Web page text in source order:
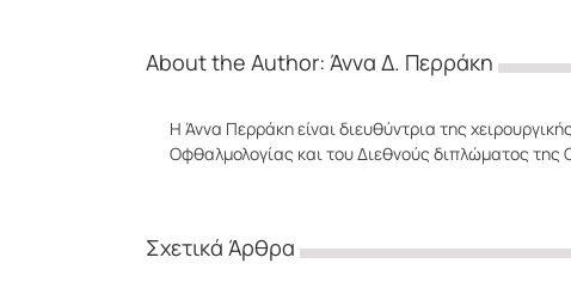
About the Author: Άννα Δ. Περράκη
Η Άννα Περράκη είναι διευθύντρια της
Οφθαλμολογίας και του Διεθνούς διπλώματος της
Σχετικά Άρθρα